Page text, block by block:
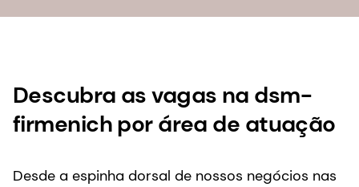
Descubra as vagas na dsm-
firmenich por área de atuação
Desde a espinha dorsal de nossos negócios nas